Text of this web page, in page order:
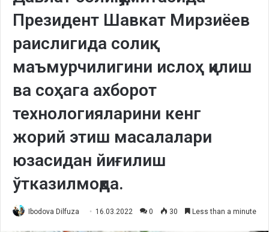
Президент Шавкат Мирзиёев
раислигида солиқ
маъмурчилигини ислоҳ қилиш
ва соҳага ахборот
технологияларини кенг
жорий этиш масалалари
юзасидан йиғилиш
ўтказилмоқда.
Ibodova Dilfuza 16.03.2022 0 30 Less than a minute